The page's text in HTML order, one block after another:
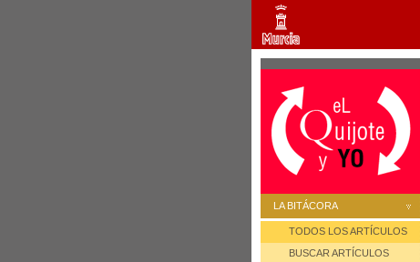
LA BITÁCORA
TODOS LOS ARTÍCULOS
BUSCAR ARTÍCULOS